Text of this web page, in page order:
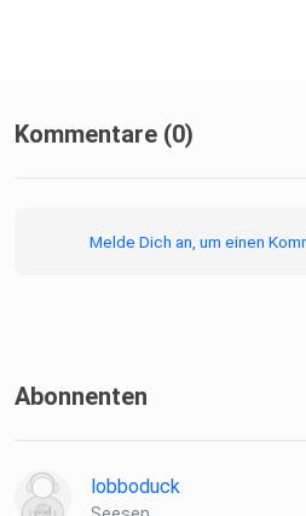
Kommentare (0)
Melde Dich an, um einen
Abonnenten
lobboduck